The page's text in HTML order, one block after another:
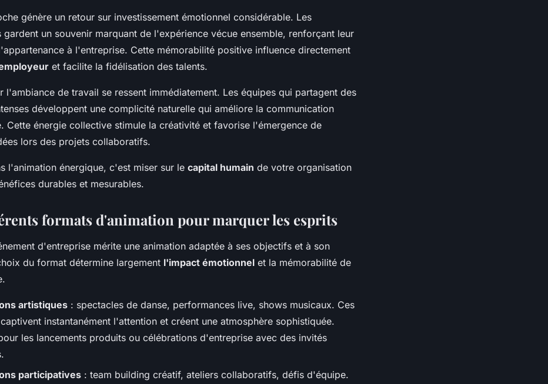
génère un retour sur investissement émotionnel considérable. Les
gardent un souvenir marquant de l'expérience vécue ensemble, renforçant leur
à l'entreprise. Cette mémorabilité positive influence directement
et facilite la fidélisation des talents.
l'ambiance de travail se ressent immédiatement. Les équipes qui partagent des
développent une complicité naturelle qui améliore la communication
Cette énergie collective stimule la créativité et favorise l'émergence de
lors des projets collaboratifs.
l'animation énergique, c'est miser sur le capital humain de votre organisation
durables et mesurables.
formats d'animation pour marquer les esprits
d'entreprise mérite une animation adaptée à ses objectifs et à son
du format détermine largement l'impact émotionnel et la mémorabilité de
artistiques : spectacles de danse, performances live, shows musicaux. Ces
instantanément l'attention et créent une atmosphère sophistiquée.
les lancements produits ou célébrations d'entreprise avec des invités
participatives : team building créatif, ateliers collaboratifs, défis d'équipe.